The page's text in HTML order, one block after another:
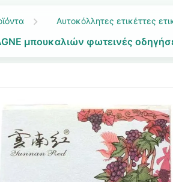
Αυτοκόλλητες ετικέττες
μπουκαλιών φωτεινές